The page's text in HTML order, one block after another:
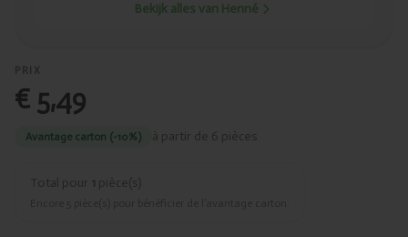
Bekijk alles van Henné
PRIX
€ 5,49
Avantage carton (-10%) à partir de 6 pièces
Total pour 1 pièce(s)